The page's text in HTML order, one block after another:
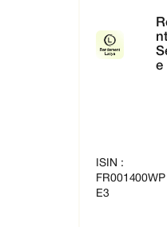
e
ISIN :
FR001400WP
E3